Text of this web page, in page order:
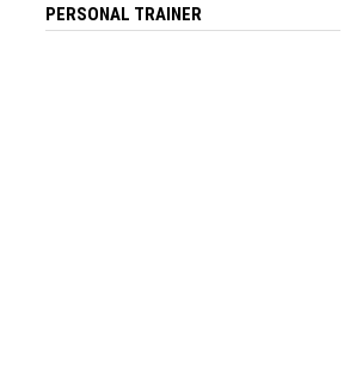
PERSONAL TRAINER